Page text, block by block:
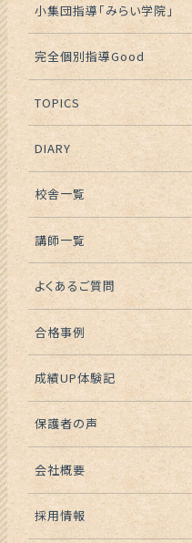
小集団指導「みらい学院」
完全個別指導Good
TOPICS
DIARY
校舎一覧
講師一覧
よくあるご質問
合格事例
成績UP体験記
保護者の声
会社概要
採用情報